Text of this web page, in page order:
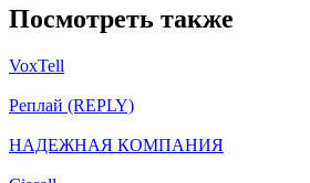
Посмотреть также
VoxTell
Реплай (REPLY)
НАДЕЖНАЯ КОМПАНИЯ